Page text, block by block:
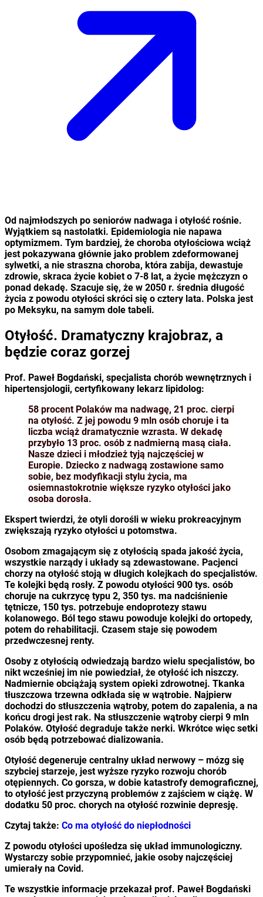
Od najmłodszych po seniorów nadwaga i otyłość rośnie.
Wyjątkiem są nastolatki. Epidemiologia nie napawa
optymizmem. Tym bardziej, że choroba otyłościowa wciąż
jest pokazywana głównie jako problem zdeformowanej
sylwetki, a nie straszna choroba, która zabija, dewastuje
zdrowie, skraca życie kobiet o 7-8 lat, a życie mężczyzn o
ponad dekadę. Szacuje się, że w 2050 r. średnia długość
życia z powodu otyłości skróci się o cztery lata. Polska jest
po Meksyku, na samym dole tabeli.
Otyłość. Dramatyczny krajobraz, a
będzie coraz gorzej
Prof. Paweł Bogdański, specjalista chorób wewnętrznych i
hipertensjologii, certyfikowany lekarz lipidolog:
58 procent Polaków ma nadwagę, 21 proc. cierpi
na otyłość. Z jej powodu 9 mln osób choruje i ta
liczba wciąż dramatycznie wzrasta. W dekadę
przybyło 13 proc. osób z nadmierną masą ciała.
Nasze dzieci i młodzież tyją najczęściej w
Europie. Dziecko z nadwagą zostawione samo
sobie, bez modyfikacji stylu życia, ma
osiemnastokrotnie większe ryzyko otyłości jako
osoba dorosła.
Ekspert twierdzi, że otyli dorośli w wieku prokreacyjnym
zwiększają ryzyko otyłości u potomstwa.
Osobom zmagającym się z otyłością spada jakość życia,
wszystkie narządy i układy są zdewastowane. Pacjenci
chorzy na otyłość stoją w długich kolejkach do specjalistów.
Te kolejki będą rosły. Z powodu otyłości 900 tys. osób
choruje na cukrzycę typu 2, 350 tys. ma nadciśnienie
tętnicze, 150 tys. potrzebuje endoprotezy stawu
kolanowego. Ból tego stawu powoduje kolejki do ortopedy,
potem do rehabilitacji. Czasem staje się powodem
przedwczesnej renty.
Osoby z otyłością odwiedzają bardzo wielu specjalistów, bo
nikt wcześniej im nie powiedział, że otyłość ich niszczy.
Nadmiernie obciążają system opieki zdrowotnej. Tkanka
tłuszczowa trzewna odkłada się w wątrobie. Najpierw
dochodzi do stłuszczenia wątroby, potem do zapalenia, a na
końcu drogi jest rak. Na stłuszczenie wątroby cierpi 9 mln
Polaków. Otyłość degraduje także nerki. Wkrótce więc setki
osób będą potrzebować dializowania.
Otyłość degeneruje centralny układ nerwowy – mózg się
szybciej starzeje, jest wyższe ryzyko rozwoju chorób
otępiennych. Co gorsza, w dobie katastrofy demograficznej,
to otyłość jest przyczyną problemów z zajściem w ciążę. W
dodatku 50 proc. chorych na otyłość rozwinie depresję.
Czytaj także: Co ma otyłość do niepłodności
Z powodu otyłości upośledza się układ immunologiczny.
Wystarczy sobie przypomnieć, jakie osoby najczęściej
umierały na Covid.
Te wszystkie informacje przekazał prof. Paweł Bogdański